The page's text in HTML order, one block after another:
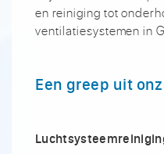
en reiniging tot
ventilatiesystemen in
Een greep uit